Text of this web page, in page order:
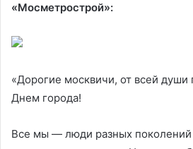
«Мосметрострой»:
«Дорогие москвичи, от всей души
Днем города!
Все мы — люди разных поколений